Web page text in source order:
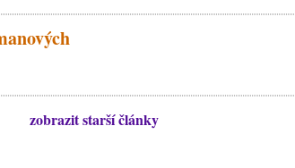
zobrazit starší články